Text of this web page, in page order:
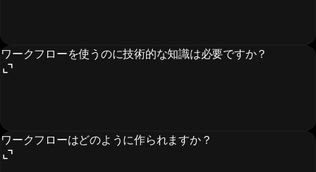
ワークフローを使うのに技術的な知識は必要ですか？
ワークフローはどのように作られますか？